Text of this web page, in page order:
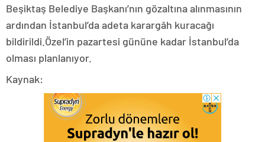
Beşiktaş Belediye Başkanı’nın gözaltına alınmasının
ardından İstanbul’da adeta karargâh kuracağı
bildirildi.Özel’in pazartesi gününe kadar İstanbul’da
olması planlanıyor.
Kaynak: